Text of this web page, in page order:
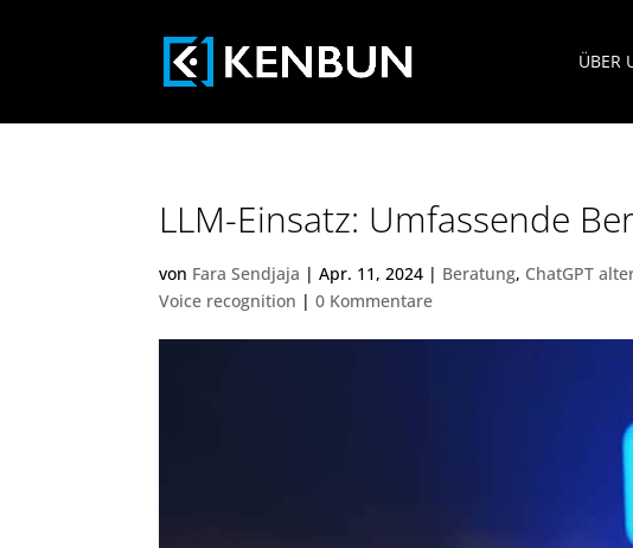
ÜBER
LLM-Einsatz: Umfassende
von Fara Sendjaja |Apr. 11, 2024 | Beratung, ChatGPT
Voice recognition |0 Kommentare